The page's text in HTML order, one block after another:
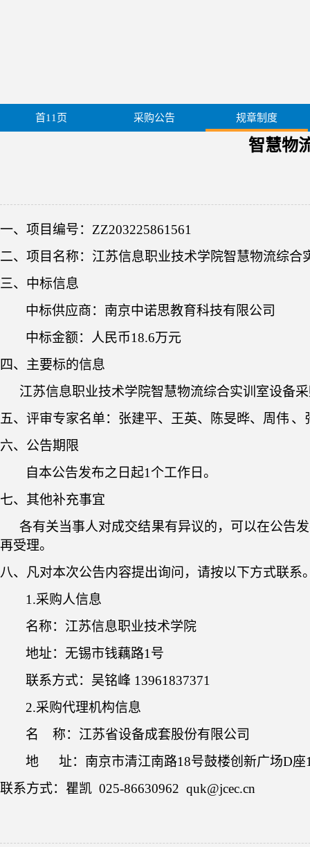
首11页 采购公告 规章制度
智慧物
一、 项目编号： ZZ203225861561
二、 项目名称： 江苏信息职业技术学院智慧物流综合
三、中标信息
中标供应商：南京中诺思教育科技有限公司
中标金额： 人民币18.6万元
四、 主要标的信息
江苏信息职业技术学院智慧物流综合实训室设备
五、 评审专家名单： 张建平、王英、陈旻晔、周伟 、
六、公告期限
自本公告发布之日起1 个工作日。
七、 其他补充事宜
各有关当事人对成交结果有异议的，可以在公告
再受理。
八、凡对本次公告内容提出询问，请按以下方式联系
1.采购人信息
名称：江苏信息职业技术学院
地址：无锡市钱藕路1号
联系方式：吴铭峰 13961837371
2.采购代理机构信息
名
称： 江苏省设备成套股份有限公司
地
址： 南京市清江南路18号鼓楼创新广场D座
联系方式： 瞿凯 025-86630962 quk@jcec.cn